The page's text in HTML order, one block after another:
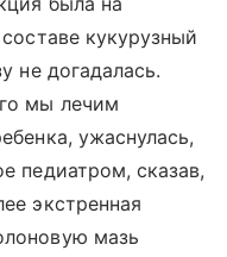
кукурузный
не догадалась.
мы лечим
ужаснулась,
педиатром, сказав,
экстренная
мазь